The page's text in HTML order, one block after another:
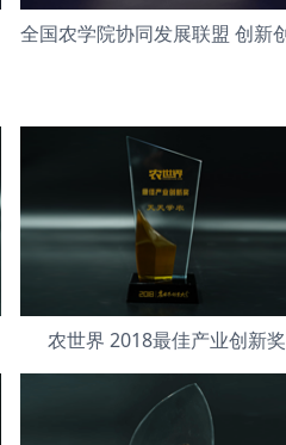
农世界 2018最佳产业创新奖